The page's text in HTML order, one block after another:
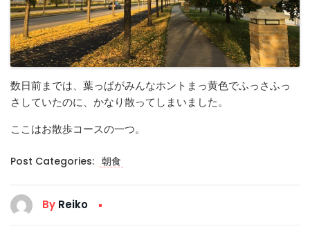
数日前までは、葉っぱがみんなホントまっ黄色でふっさふっ
さしていたのに、かなり散ってしまいました。
ここはお散歩コースの一つ。
Post Categories: 朝食
By Reiko